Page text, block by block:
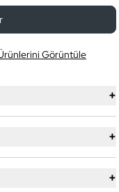
Görüntüle
+
+
+